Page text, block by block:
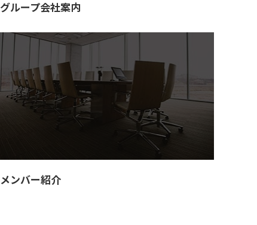
グループ会社案内
メンバー紹介